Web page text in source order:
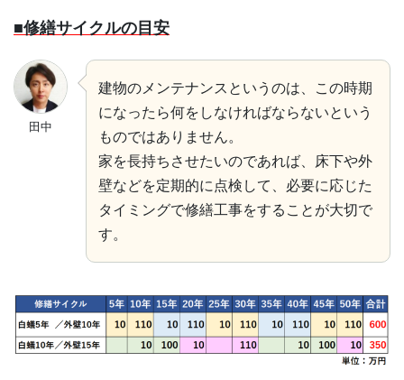
■修繕サイクルの目安
田中
建物のメンテナンスというのは、この時期
になったら何をしなければならないという
ものではありません。
家を長持ちさせたいのであれば、床下や外
壁などを定期的に点検して、必要に応じた
タイミングで修繕工事をすることが大切で
す。